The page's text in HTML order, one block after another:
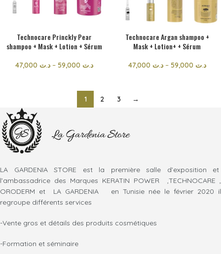
Technocare Princkly Pear
shampoo + Mask + Lotion + Sérum
د.ت– د.ت
Technocare Argan shampoo +
Mask + Lotion+ + Sérum
د.ت– د.ت
1 2 3 →
LA GARDENIA STORE est la première salle d’exposition et
l’ambassadrice des Marques KERATIN POWER ,TECHNOCARE ,
ORODERM et LA GARDENIA en Tunisie née le février 2020 il
regroupe différents services
-Vente gros et détails des produits cosmétiques
-Formation et séminaire